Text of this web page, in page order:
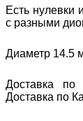
Есть нулевки
с разными
Диаметр 14.5
Доставка
Доставка по